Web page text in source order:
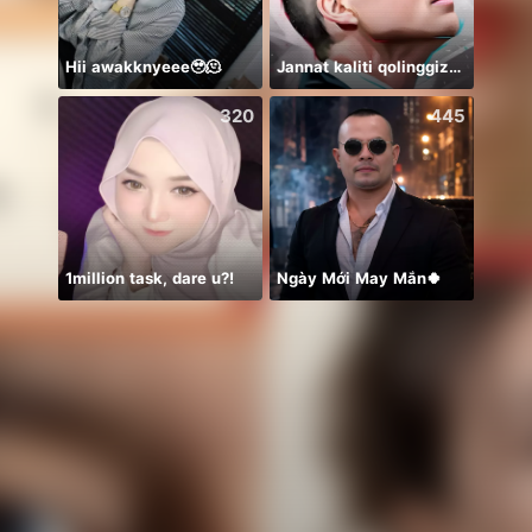
Hii awakknyeee🥹🫠 Jannat kaliti qolinggizda🤲
320
1million task, dare u?!
445
Ngày Mới May Mắn🍀